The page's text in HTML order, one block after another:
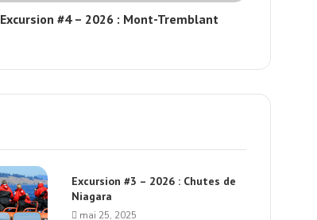
Excursion #4 – 2026 : Mont-Tremblant
Excursion #3 – 2026 : Chutes de
Niagara
mai 25, 2025